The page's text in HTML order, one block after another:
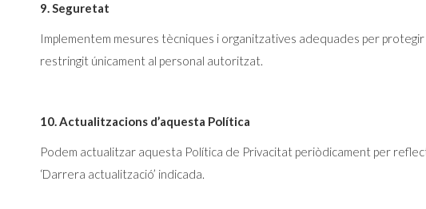
9. Seguretat
Implementem mesures tècniques i organitzatives adequades per
restringit únicament al personal autoritzat.
10. Actualitzacions d’aquesta Política
Podem actualitzar aquesta Política de Privacitat periòdicament per
‘Darrera actualització’ indicada.